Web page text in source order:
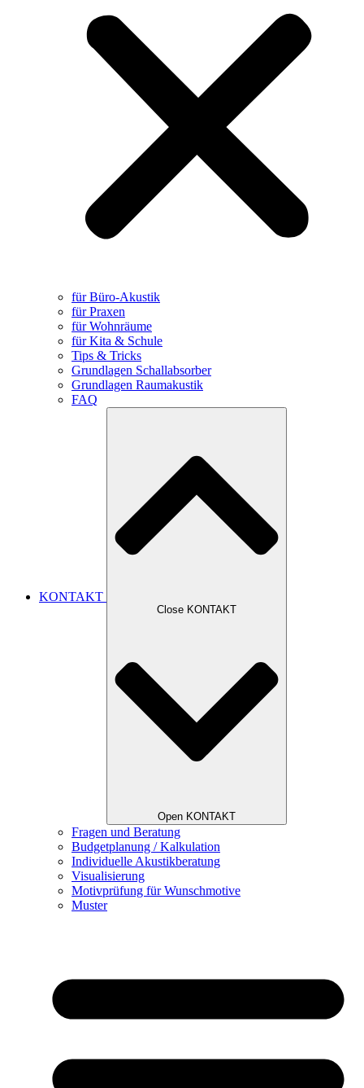
für Büro-Akustik
für Praxen
für Wohnräume
für Kita & Schule
Tips & Tricks
Grundlagen Schallabsorber
Grundlagen Raumakustik
FAQ
KONTAKT
Close KONTAKT
Open KONTAKT
Fragen und Beratung
Budgetplanung / Kalkulation
Individuelle Akustikberatung
Visualisierung
Motivprüfung für Wunschmotive
Muster